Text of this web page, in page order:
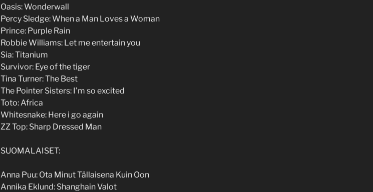
Oasis: Wonderwall
Percy Sledge: When a Man Loves a Woman
Prince: Purple Rain
Robbie Williams: Let me entertain you
Sia: Titanium
Survivor: Eye of the tiger
Tina Turner: The Best
The Pointer Sisters: I’m so excited
Toto: Africa
Whitesnake: Here i go again
ZZ Top: Sharp Dressed Man
SUOMALAISET:
Anna Puu: Ota Minut Tällaisena Kuin Oon
Annika Eklund: Shanghain Valot